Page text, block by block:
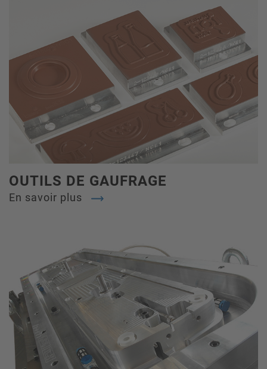
OUTILS DE GAUFRAGE
En savoir plus